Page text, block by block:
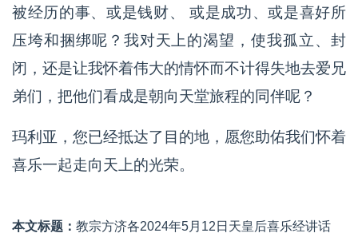
被经历的事、或是钱财、 或是成功、或是喜好所
压垮和捆绑呢？我对天上的渴望，使我孤立、封
闭，还是让我怀着伟大的情怀而不计得失地去爱兄
弟们，把他们看成是朝向天堂旅程的同伴呢？
玛利亚，您已经抵达了目的地，愿您助佑我们怀着
喜乐一起走向天上的光荣。
本文标题： 教宗方济各2024年5月12日天皇后喜乐经讲话